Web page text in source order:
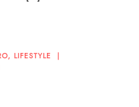
, LIFESTYLE